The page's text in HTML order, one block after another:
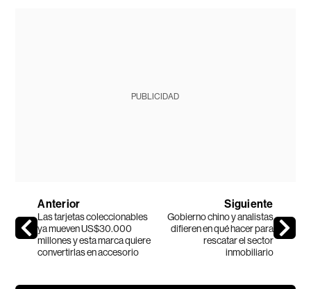
PUBLICIDAD
Anterior
Las tarjetas coleccionables
ya mueven US$30.000
millones y esta marca quiere
convertirlas en accesorio
Siguiente
Gobierno chino y analistas
difieren en qué hacer para
rescatar el sector
inmobiliario